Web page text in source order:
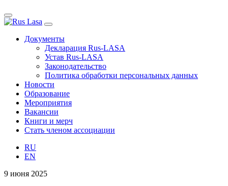
Документы
Декларация Rus-LASA
Устав Rus-LASA
Законодательство
Политика обработки персональных данных
Новости
Образование
Мероприятия
Вакансии
Книги и мерч
Стать членом ассоциации
RU
EN
9 июня 2025